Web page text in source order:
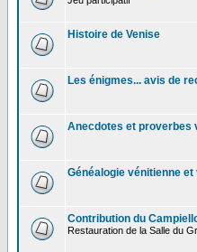
Histoire de Venise
Les énigmes... avis de
Anecdotes et proverbes
Généalogie vénitienne
Contribution du
Restauration de la Salle du